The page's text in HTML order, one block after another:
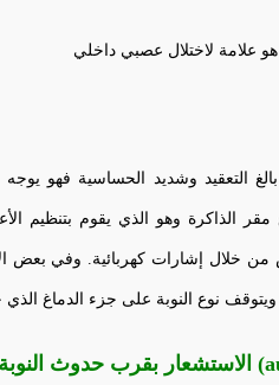
علامة لاختلال عصبي داخلي
التعقيد وشديد الحساسية فهو يوجه
مقر الذاكرة وهو الذي يقوم بتنظيم
من خلال إشارات كهربائية. وفي بعض
نوع النوبة على جزء الدماغ الذي